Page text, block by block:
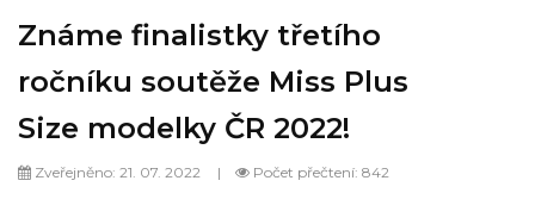
Známe finalistky třetího
ročníku soutěže Miss Plus
Size modelky ČR 2022!
Zveřejněno: 21. 07. 2022 Počet přečtení: 842